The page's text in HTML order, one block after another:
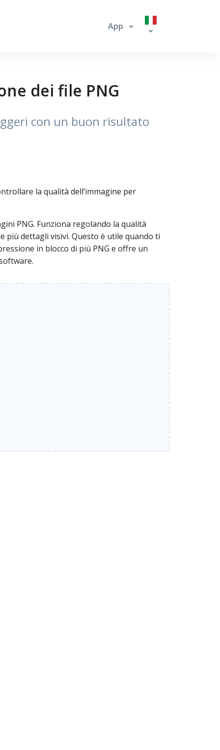
App
dei file PNG
con un buon risultato
la qualità dell’immagine per
PNG. Funziona regolando la qualità
più dettagli visivi. Questo è utile quando ti
in blocco di più PNG e offre un